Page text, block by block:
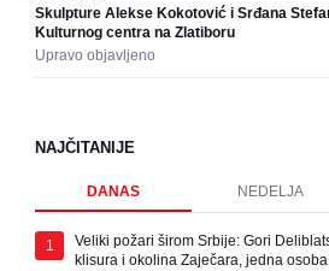
Skulpture Alekse Kokotović i Srđana
Kulturnog centra na Zlatiboru
Upravo objavljeno
NAJČITANIJE
DANAS NEDELJA
1
Veliki požari širom Srbije: Gori
klisura i okolina Zaječara, jedna